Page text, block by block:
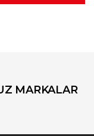
MARKALAR